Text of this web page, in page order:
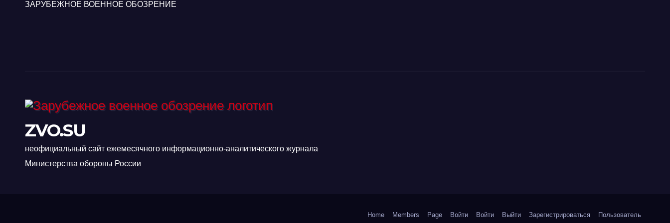
ЗАРУБЕЖНОЕ ВОЕННОЕ ОБОЗРЕНИЕ
ZVO.SU
неофициальный сайт ежемесячного информационно-аналитического журнала
Министерства обороны России
Home Members Page Войти Войти Выйти Зарегистрироваться Пользователь